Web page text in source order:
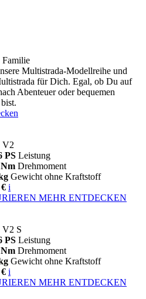
Familie
Multistrada-Modellreihe und
für Dich. Egal, ob Du auf
Abenteuer oder bequemen
V2
PS Leistung
Drehmoment
Gewicht ohne Kraftstoff
i
MEHR ENTDECKEN
V2 S
PS Leistung
Drehmoment
Gewicht ohne Kraftstoff
i
MEHR ENTDECKEN